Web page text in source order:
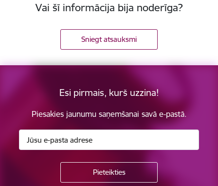
Vai šī informācija bija noderīga?
Sniegt atsauksmi
Esi pirmais, kurš uzzina!
Piesakies jaunumu saņemšanai savā e-pastā.